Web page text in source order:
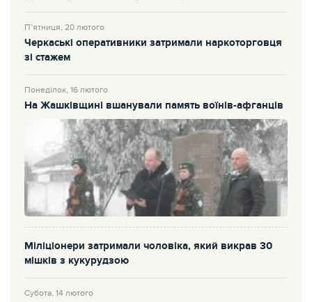
П’ятниця, 20 лютого
Черкаські оперативники затримали наркоторговця
зі стажем
Понеділок, 16 лютого
На Жашківщині вшанували память воїнів-афганців
Міліціонери затримали чоловіка, який викрав 30
мішків з кукурудзою
Субота, 14 лютого